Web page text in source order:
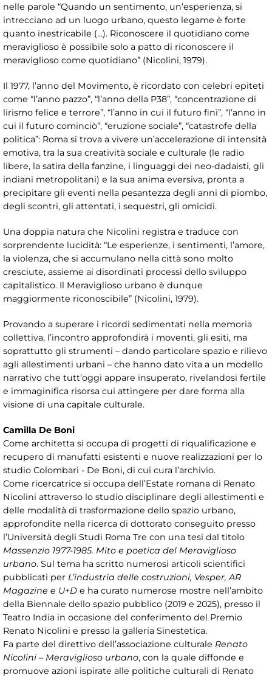
nelle parole “Quando un sentimento, un’esperienza, si
intrecciano ad un luogo urbano, questo legame è forte
quanto inestricabile (…). Riconoscere il quotidiano come
meraviglioso è possibile solo a patto di riconoscere il
meraviglioso come quotidiano” (Nicolini, 1979).
Il 1977, l’anno del Movimento, è ricordato con celebri epiteti
come “l’anno pazzo”, “l’anno della P38”, “concentrazione di
lirismo felice e terrore”, “l’anno in cui il futuro finì”, “l’anno in
cui il futuro cominciò”, “eruzione sociale”, “catastrofe della
politica”: Roma si trova a vivere un’accelerazione di intensità
emotiva, tra la sua creatività sociale e culturale (le radio
libere, la satira della fanzine, i linguaggi dei neo-dadaisti, gli
indiani metropolitani) e la sua anima eversiva, pronta a
precipitare gli eventi nella pesantezza degli anni di piombo,
degli scontri, gli attentati, i sequestri, gli omicidi.
Una doppia natura che Nicolini registra e traduce con
sorprendente lucidità: “Le esperienze, i sentimenti, l’amore,
la violenza, che si accumulano nella città sono molto
cresciute, assieme ai disordinati processi dello sviluppo
capitalistico. Il Meraviglioso urbano è dunque
maggiormente riconoscibile” (Nicolini, 1979).
Provando a superare i ricordi sedimentati nella memoria
collettiva, l’incontro approfondirà i moventi, gli esiti, ma
soprattutto gli strumenti – dando particolare spazio e rilievo
agli allestimenti urbani – che hanno dato vita a un modello
narrativo che tutt’oggi appare insuperato, rivelandosi fertile
e immaginifica risorsa cui attingere per dare forma alla
visione di una capitale culturale.
Camilla De Boni
Come architetta si occupa di progetti di riqualificazione e
recupero di manufatti esistenti e nuove realizzazioni per lo
studio Colombari - De Boni, di cui cura l’archivio.
Come ricercatrice si occupa dell’Estate romana di Renato
Nicolini attraverso lo studio disciplinare degli allestimenti e
delle modalità di trasformazione dello spazio urbano,
approfondite nella ricerca di dottorato conseguito presso
l’Università degli Studi Roma Tre con una tesi dal titolo
Massenzio 1977-1985. Mito e poetica del Meraviglioso
urbano. Sul tema ha scritto numerosi articoli scientifici
pubblicati per L’industria delle costruzioni, Vesper, AR
Magazine e U+D e ha curato numerose mostre nell’ambito
della Biennale dello spazio pubblico (2019 e 2025), presso il
Teatro India in occasione del conferimento del Premio
Renato Nicolini e presso la galleria Sinestetica.
Fa parte del direttivo dell’associazione culturale Renato
Nicolini – Meraviglioso urbano, con la quale diffonde e
promuove azioni ispirate alle politiche culturali di Renato